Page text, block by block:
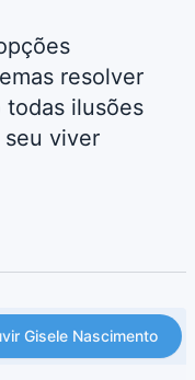
resolver
todas ilusões
seu viver
Gisele Nascimento